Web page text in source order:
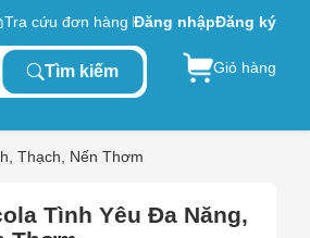
Tra cứu đơn hàng Đăng nhậpĐăng ký
Tìm kiếm Giỏ hàng
Thạch, Nến Thơm
Tình Yêu Đa Năng,